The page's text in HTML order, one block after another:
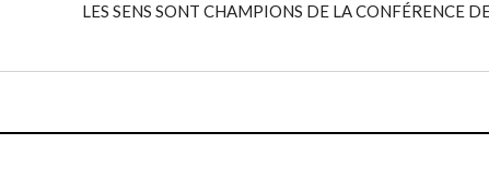
LES SENS SONT CHAMPIONS DE LA CONFÉRENCE